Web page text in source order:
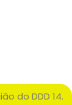
do DDD 14.